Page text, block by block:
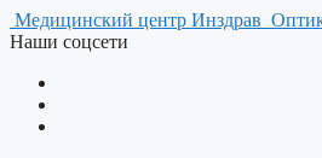
Перейти
к
Медицинский центр Инздрав
Наши соцсети